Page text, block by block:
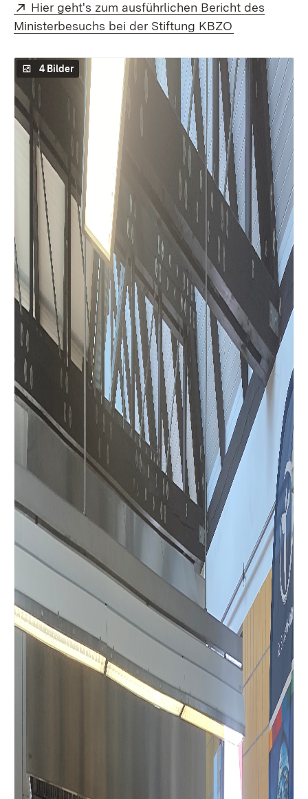
Extern:
Hier geht's zum ausführlichen Bericht des
Ministerbesuchs bei der Stiftung KBZO
4 Bilder